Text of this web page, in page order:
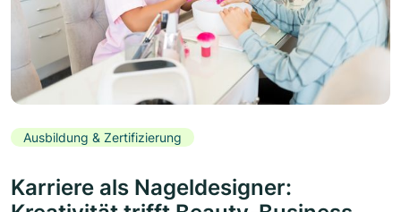
Ausbildung & Zertifizierung
Karriere als Nageldesigner: